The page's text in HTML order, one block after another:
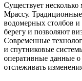
Существует
Мрассу.
водомерных столбов и
берегу и позволяют
Современные
и спутниковые
оперативные данные о
отслеживать